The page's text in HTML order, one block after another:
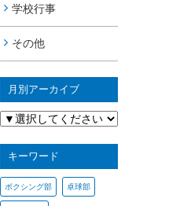
学校行事
その他
月別アーカイブ
キーワード
ボクシング部 卓球部